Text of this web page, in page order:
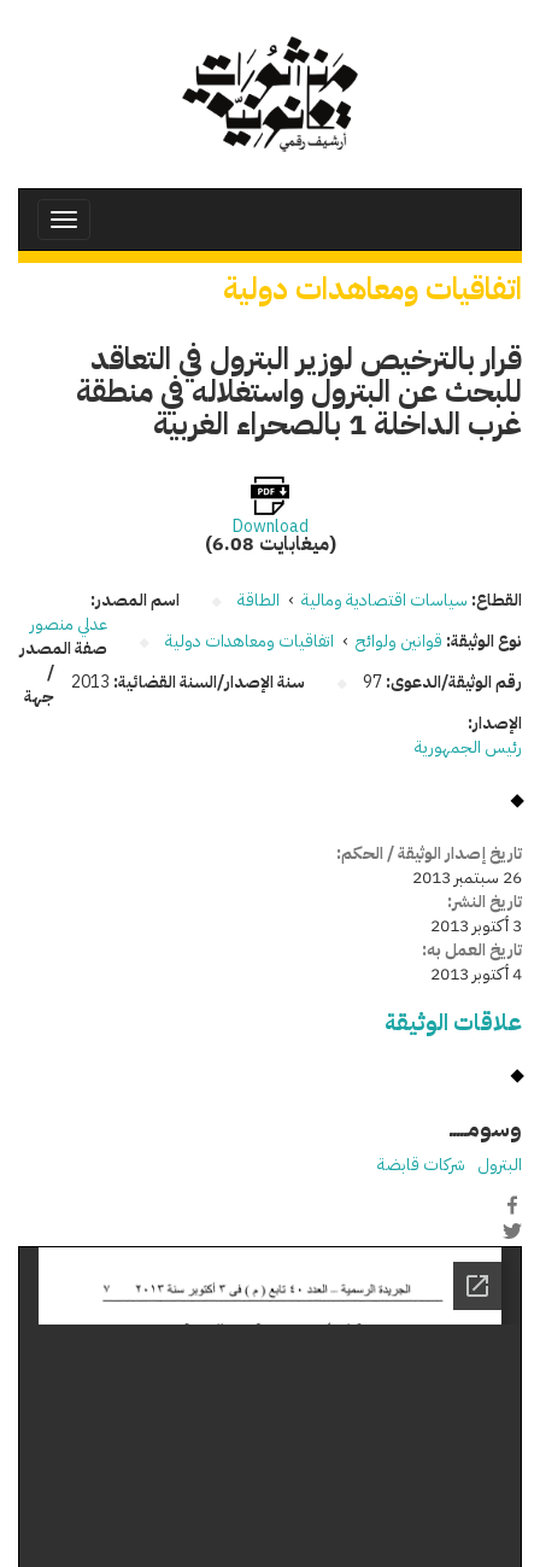
Toggle
اتفاقيات ومعاهدات دولية
قرار بالترخيص لوزير البترول في التعاقد
للبحث عن البترول واستغلاله في منطقة
غرب الداخلة 1 بالصحراء الغربية
Download
(6.08 ميغابايت)
القطاع: سياسات اقتصادية ومالية › الطاقة
نوع الوثيقة: قوانين ولوائح › اتفاقيات ومعاهدات دولية
رقم الوثيقة/الدعوى:97 سنة الإصدار/السنة القضائية: 2013
اسم المصدر:
عدلي منصور
صفة المصدر
/
جهة
الإصدار:
رئيس الجمهورية
تاريخ إصدار الوثيقة / الحكم:
26 سبتمبر 2013
تاريخ النشر:
3 أكتوبر 2013
تاريخ العمل به:
4 أكتوبر 2013
علاقات الوثيقة
وسومـــــ
البترول شركات قابضة